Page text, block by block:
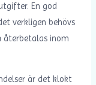
En god
verkligen behövs
inom
är det klokt